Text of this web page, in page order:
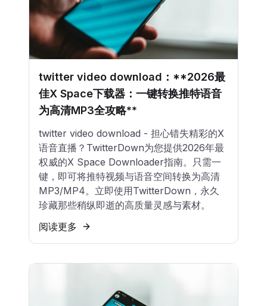
twitter video download：**2026最
佳X Space下载器：一键转换推特语音
为高清MP3全攻略**
twitter video download - 担心错失精彩的X
语音直播？TwitterDown为您提供2026年最
权威的X Space Downloader指南。只需一
键，即可将推特视频与语音空间转换为高清
MP3/MP4。立即使用TwitterDown，永久
珍藏那些稍纵即逝的高质量灵感与素材。
阅读更多